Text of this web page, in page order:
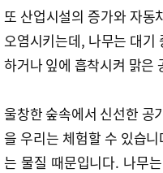
또 산업시설의 증가와 자동
오염시키는데, 나무는 대기
하거나 잎에 흡착시켜 맑은
울창한 숲속에서 신선한 공
을 우리는 체험할 수 있습
는 물질 때문입니다. 나무